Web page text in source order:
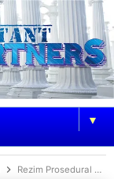
▼
Rezim Prosedural PTUN, Keputusan TUN dengan Daya Keberlakuan Eksternal